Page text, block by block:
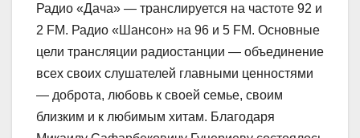
Радио «Дача» — транслируется на частоте 92 и
2 FM. Радио «Шансон» на 96 и 5 FM. Основные
цели трансляции радиостанции — объединение
всех своих слушателей главными ценностями
— доброта, любовь к своей семье, своим
близким и к любимым хитам. Благодаря